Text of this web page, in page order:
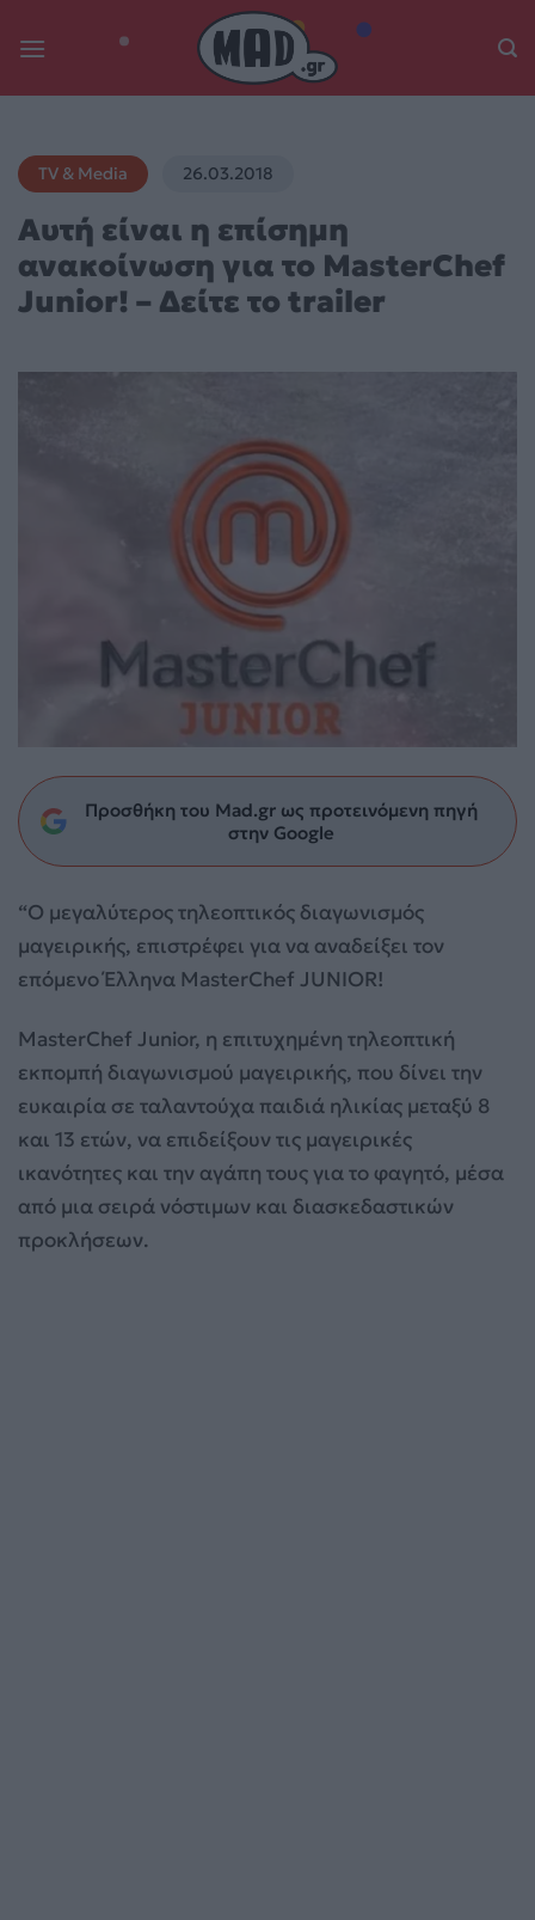
TV & Media 26.03.2018
Αυτή είναι η επίσημη
ανακοίνωση για το MasterChef
Junior! – Δείτε το trailer
Προσθήκη του Mad.gr ως προτεινόμενη πηγή
στην Google
“Ο μεγαλύτερος τηλεοπτικός διαγωνισμός
μαγειρικής, επιστρέφει για να αναδείξει τον
επόμενο Έλληνα MasterChef JUNIOR!
MasterChef Junior, η επιτυχημένη τηλεοπτική
εκπομπή διαγωνισμού μαγειρικής, που δίνει την
ευκαιρία σε ταλαντούχα παιδιά ηλικίας μεταξύ 8
και 13 ετών, να επιδείξουν τις μαγειρικές
ικανότητες και την αγάπη τους για το φαγητό, μέσα
από μια σειρά νόστιμων και διασκεδαστικών
προκλήσεων.